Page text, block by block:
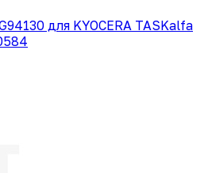
для KYOCERA TASKalfa